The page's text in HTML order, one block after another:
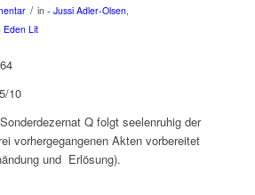
/ in - Jussi Adler-Olsen,
Eden Lit
10
Q folgt seelenruhig der
vorhergegangenen Akten vorbereitet
und Erlösung).